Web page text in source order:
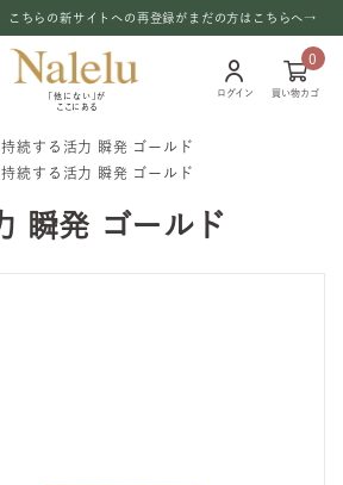
こちらの新サイトへの再登録がまだの方はこちらへ→
「他にない」が
ここにある
ログイン
0
買い物カゴ
持続する活力 瞬発 ゴールド
持続する活力 瞬発 ゴールド
瞬発 ゴールド